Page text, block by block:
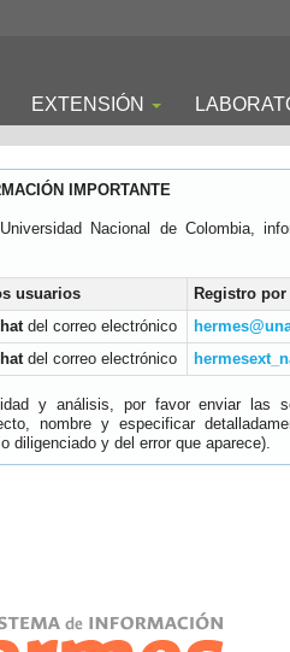
EXTENSIÓN
IMPORTANTE
Nacional de Colombia,
usuarios
Registro
del correo electrónico
del correo electrónico
y análisis, por favor enviar las
nombre y especificar
diligenciado y del error que aparece).